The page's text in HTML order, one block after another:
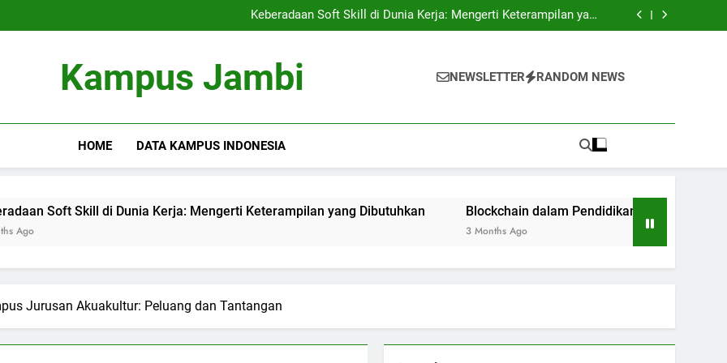
Lingkungan Kerja
Keberadaan Soft Skill di Dunia Kerja: Mengerti Keterampilan yang
Dibutuhkan
Blockchain dalam Pendidikan: Inovasi bagi Sistem Pendidikan Riset dan
Lingkungan Kerja
Keberadaan Soft Skill di Dunia Kerja: Mengerti Keterampilan yang
Blockchain dalam Pendidikan: Inovasi bagi Sistem Pendidikan Riset dan
Kampus Jambi NEWSLETTER RANDOM NEWS
HOME DATA KAMPUS INDONESIA
Skill di Dunia Kerja: Mengerti Keterampilan yang Dibutuhkan Blockchain dalam Pendidikan: Inovasi bagi Sistem
Jurusan Akuakultur: Peluang dan Tantangan